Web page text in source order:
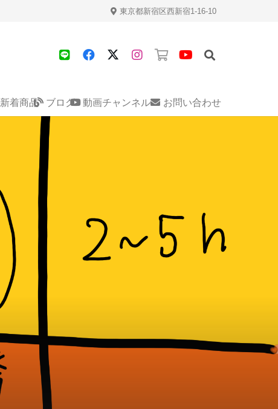
東京都新宿区西新宿1-16-10
新着商品 ブログ 動画チャンネル お問い合わせ